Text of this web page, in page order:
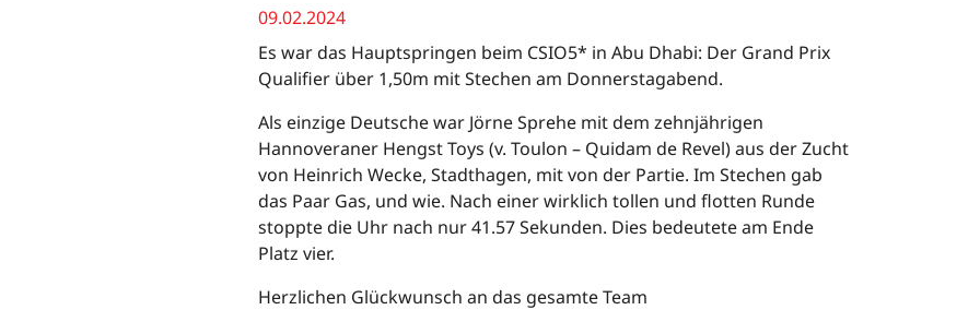
09.02.2024
Es war das Hauptspringen beim CSIO5* in Abu Dhabi: Der Grand Prix
Qualifier über 1,50m mit Stechen am Donnerstagabend.
Als einzige Deutsche war Jörne Sprehe mit dem zehnjährigen
Hannoveraner Hengst Toys (v. Toulon – Quidam de Revel) aus der Zucht
von Heinrich Wecke, Stadthagen, mit von der Partie. Im Stechen gab
das Paar Gas, und wie. Nach einer wirklich tollen und flotten Runde
stoppte die Uhr nach nur 41.57 Sekunden. Dies bedeutete am Ende
Platz vier.
Herzlichen Glückwunsch an das gesamte Team